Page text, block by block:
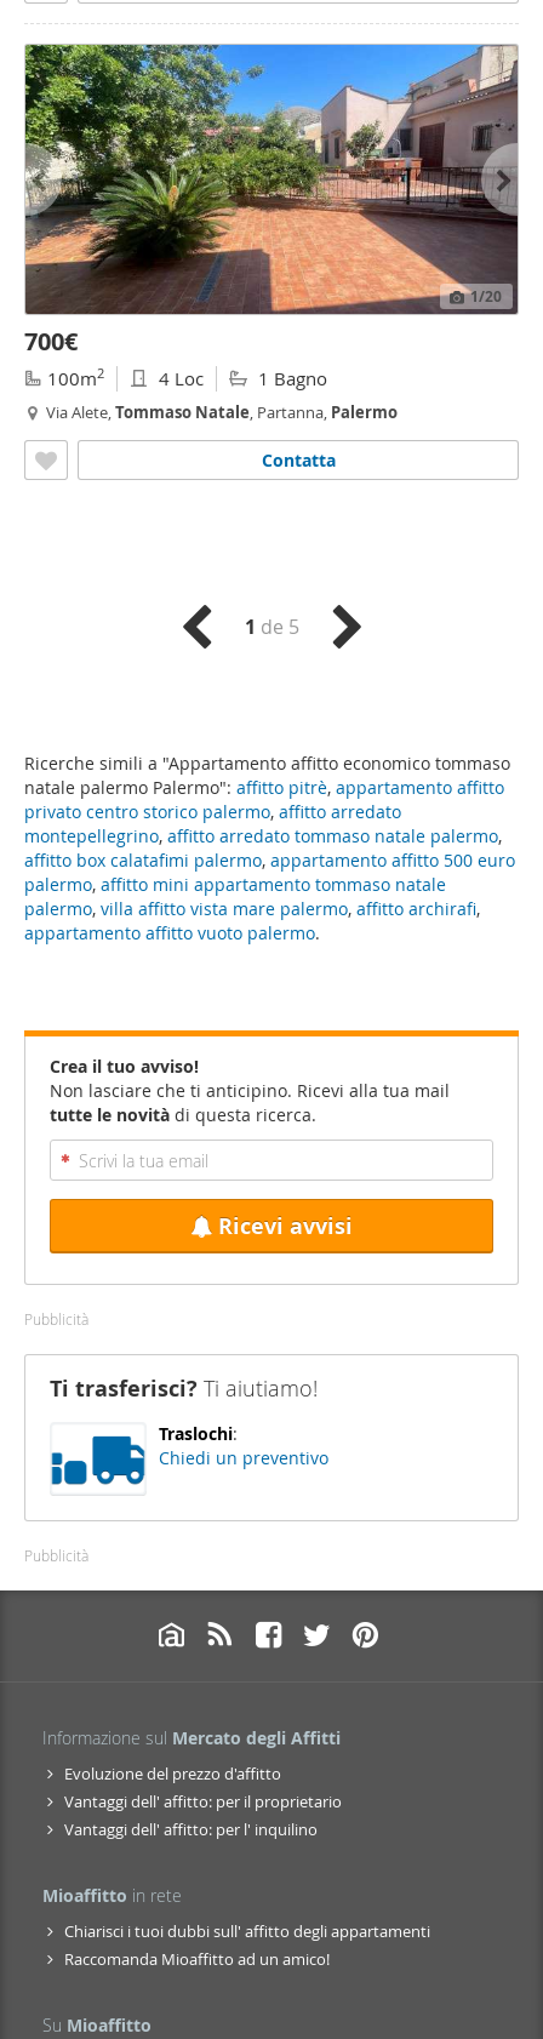
Ricerche simili a "Appartamento affitto economico tommaso
natale palermo Palermo": affitto pitrè, appartamento affitto
privato centro storico palermo, affitto arredato
montepellegrino, affitto arredato tommaso natale palermo,
affitto box calatafimi palermo, appartamento affitto 500 euro
palermo, affitto mini appartamento tommaso natale
palermo, villa affitto vista mare palermo, affitto archirafi,
appartamento affitto vuoto palermo.
1/20
700€
100m2 4 Loc 1 Bagno
Via Alete,Tommaso Natale, Partanna, Palermo
Contatta
1 de 5
Crea il tuo avviso!
Non lasciare che ti anticipino. Ricevi alla tua mail
tutte le novità di questa ricerca.
Ricevi avvisi
Pubblicità
Ti trasferisci? Ti aiutiamo!
Traslochi:
Chiedi un preventivo
Pubblicità
Informazione sul Mercato degli Affitti
Evoluzione del prezzo d'affitto
Vantaggi dell' affitto: per il proprietario
Vantaggi dell' affitto: per l' inquilino
Mioaffitto in rete
Chiarisci i tuoi dubbi sull' affitto degli appartamenti
Raccomanda Mioaffitto ad un amico!
Su Mioaffitto